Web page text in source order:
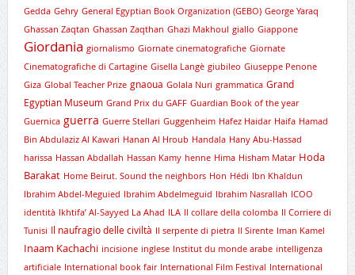
Gedda Gehry General Egyptian Book Organization (GEBO) George Yaraq
Ghassan Zaqtan Ghassan Zaqthan Ghazi Makhoul giallo Giappone
Giordania giornalismo Giornate cinematografiche Giornate
Cinematografiche di Cartagine Gisella Langè giubileo Giuseppe Penone
Giza Global Teacher Prize gnaoua Golala Nuri grammatica Grand
Egyptian Museum Grand Prix du GAFF Guardian Book of the year
Guernica guerra Guerre Stellari Guggenheim Hafez Haidar Haifa Hamad
Bin Abdulaziz Al Kawari Hanan Al Hroub Handala Hany Abu-Hassad
harissa Hassan Abdallah Hassan Kamy henne Hima Hisham Matar Hoda
Barakat Home Beirut. Sound the neighbors Hon Hédi Ibn Khaldun
Ibrahim Abdel-Meguied Ibrahim Abdelmeguid Ibrahim Nasrallah ICOO
identità Ikhtifa’ Al-Sayyed La Ahad ILA Il collare della colomba Il Corriere di
Tunisi Il naufragio delle civiltà Il serpente di pietra Il Sirente Iman Kamel
Inaam Kachachi incisione inglese Institut du monde arabe intelligenza
artificiale International book fair International Film Festival International